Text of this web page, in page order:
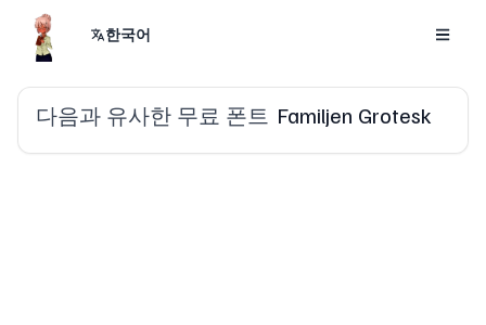
한국어
다음과 유사한 무료 폰트 Familjen Grotesk